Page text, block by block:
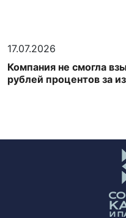
17.07.2026
Компания не смогла
рублей процентов за